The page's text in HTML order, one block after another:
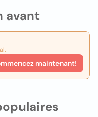
avant
maintenant!